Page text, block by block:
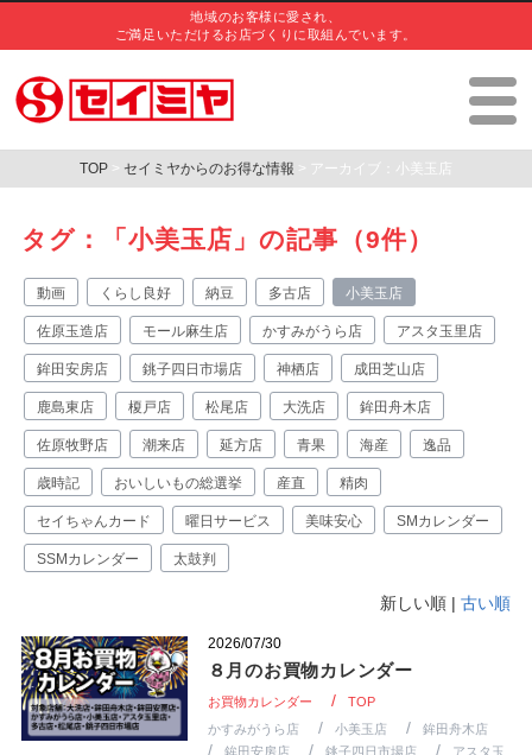
地域のお客様に愛され、
ご満足いただけるお店づくりに取組んでいます。
TOP > セイミヤからのお得な情報 > アーカイブ：小美玉店
タグ：「小美玉店」の記事（9件）
動画 くらし良好 納豆 多古店 小美玉店
佐原玉造店 モール麻生店 かすみがうら店 アスタ玉里店
鉾田安房店 銚子四日市場店 神栖店 成田芝山店
鹿島東店 榎戸店 松尾店 大洗店 鉾田舟木店
佐原牧野店 潮来店 延方店 青果 海産 逸品
歳時記 おいしいもの総選挙 産直 精肉
セイちゃんカード 曜日サービス 美味安心 SMカレンダー
SSMカレンダー 太鼓判
新しい順 |古い順
2026/07/30
８月のお買物カレンダー
お買物カレンダー
TOP
かすみがうら店
小美玉店
鉾田舟木店
鉾田安房店
銚子四日市場店
アスタ玉